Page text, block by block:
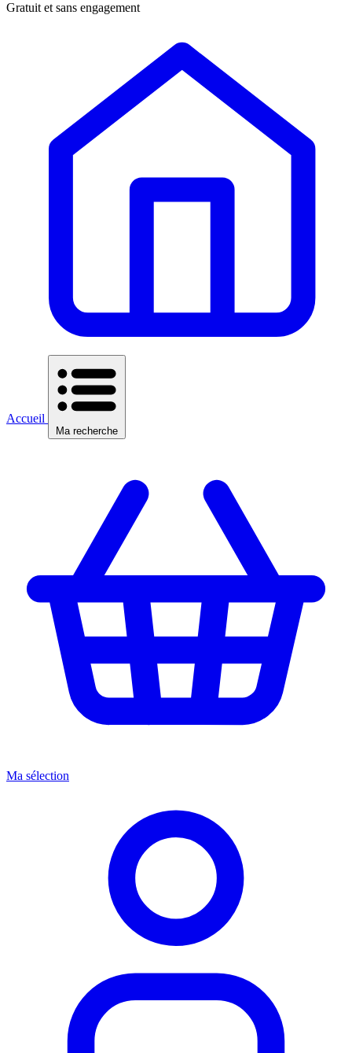
Gratuit et sans engagement
Accueil
Ma recherche
Ma sélection